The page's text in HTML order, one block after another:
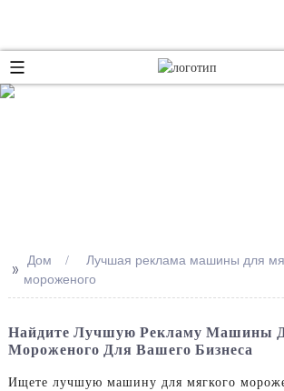
>> Дом
Лучшая реклама машины для
мороженого
Найдите Лучшую Рекламу Машины
Мороженого Для Вашего Бизнеса
Ищете лучшую машину для мягкого